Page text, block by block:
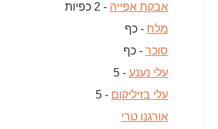
אבקת אפייה - 2 כפיות
מלח - כף
סוכר - כף
עלי נענע - 5
עלי בזיליקום - 5
אורגנו טרי